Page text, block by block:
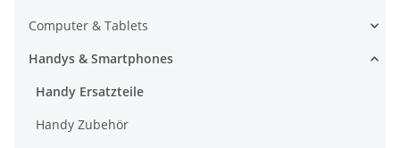
Computer & Tablets
Handys & Smartphones
Handy Ersatzteile
Handy Zubehör